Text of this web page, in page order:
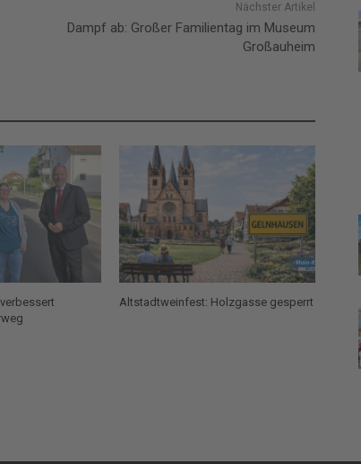
Nächster Artikel
Dampf ab: Großer Familientag im Museum
Großauheim
Altstadtweinfest: Holzgasse gesperrt